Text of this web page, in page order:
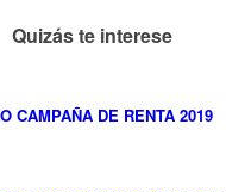
Quizás te interese
CAMPAÑA DE RENTA 2019